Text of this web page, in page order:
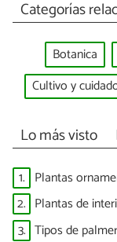
Categorías
Botanica
Cultivo y
Lo más visto
1. Plantas
2. Plantas de
3. Tipos de